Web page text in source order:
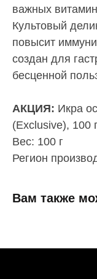
важных
Культовый
повысит
создан для
бесценной
АКЦИЯ: Икра
(Exclusive), 100
Вес: 100 г
Регион
Вам также